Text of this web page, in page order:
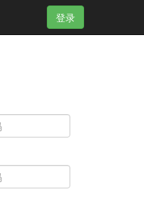
登录